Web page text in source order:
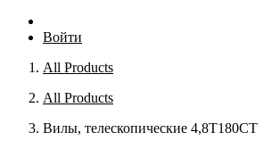
Войти
All Products
All Products
Вилы, телескопические 4,8T180CT